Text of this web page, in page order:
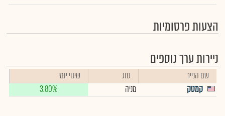
הצעות פרסומיות
ניירות ערך נוספים
שם הנייר סוג
שינוי יומי
קמטק
מניה 3.80%